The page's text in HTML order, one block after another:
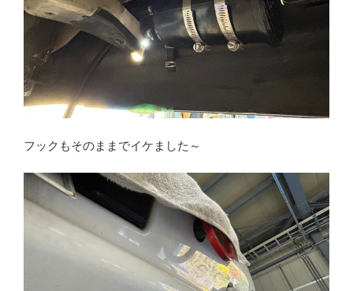
フックもそのままでイケました～